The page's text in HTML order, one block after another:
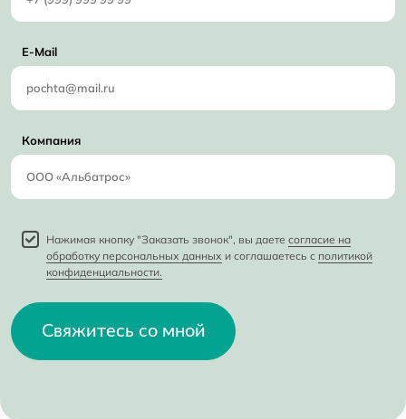
E-Mail
Компания
Нажимая кнопку "Заказать звонок", вы даете согласие на
обработку персональных данных и соглашаетесь с политикой
конфиденциальности.
Свяжитесь со мной